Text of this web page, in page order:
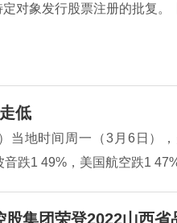
对象发行股票注册的批复。
低
当地时间周一（3月6日）
跌1 49%，美国航空跌1
集团荣登2022山西省